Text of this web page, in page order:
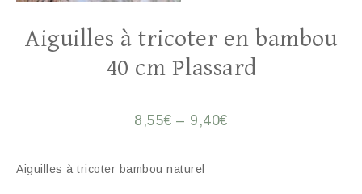
Aiguilles à tricoter en bambou
40 cm Plassard
8,55€ – 9,40€
Aiguilles à tricoter bambou naturel